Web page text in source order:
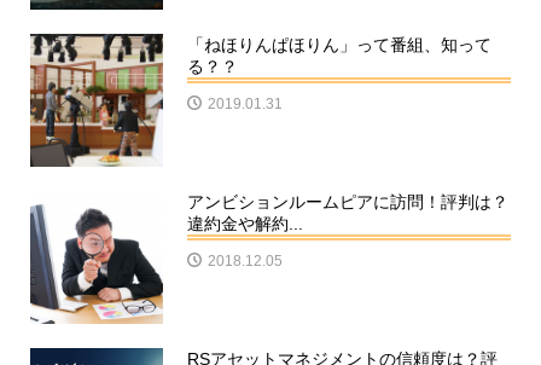
「ねほりんぱほりん」って番組、知って
る？？
2019.01.31
アンビションルームピアに訪問！評判は？
違約金や解約...
2018.12.05
RSアセットマネジメントの信頼度は？評